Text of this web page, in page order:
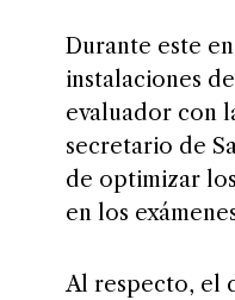
Durante este
instalaciones
evaluador con
secretario de
de optimizar
en los
Al respecto, el